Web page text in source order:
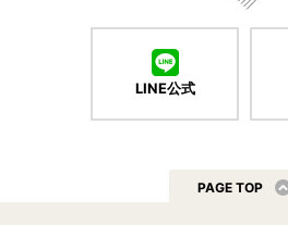
LINE公式
PAGE TOP